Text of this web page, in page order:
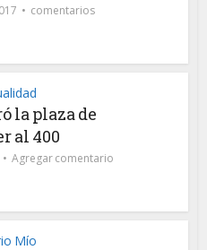
comentarios
la plaza de
al 400
Agregar comentario
Mío